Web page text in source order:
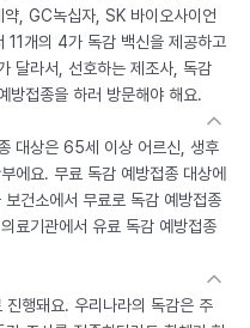
, GC녹십자, SK 바이오사이언
개의 4가 독감 백신을 제공하고
달라서, 선호하는 제조사, 독감
방접종을 하러 방문해야 해요.
대상은 65세 이상 어르신, 생후
에요. 무료 독감 예방접종 대상에
건소에서 무료로 독감 예방접종
료기관에서 유료 독감 예방접종
행돼요. 우리나라의 독감은 주